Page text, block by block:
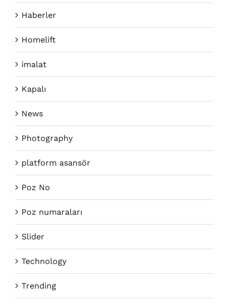
Haberler
Homelift
imalat
Kapalı
News
Photography
platform asansör
Poz No
Poz numaraları
Slider
Technology
Trending